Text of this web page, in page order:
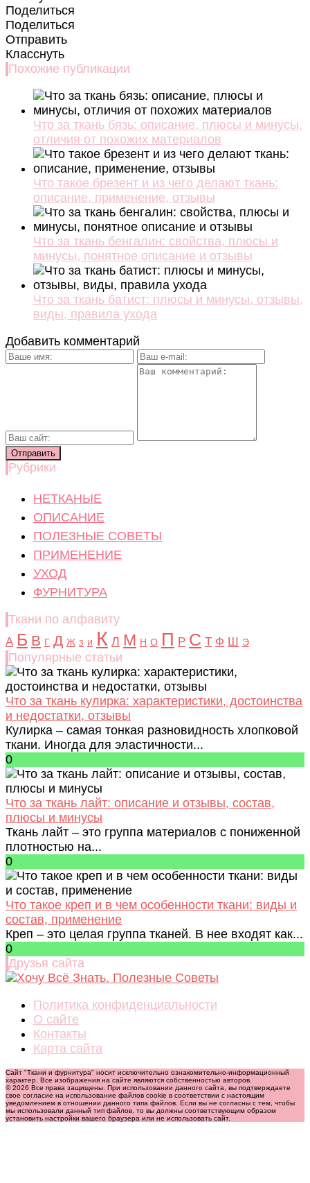
Поделиться
Поделиться
Отправить
Класснуть
Похожие публикации
Что за ткань бязь: описание, плюсы и минусы,
отличия от похожих материалов
Что такое брезент и из чего делают ткань:
описание, применение, отзывы
Что за ткань бенгалин: свойства, плюсы и
минусы, понятное описание и отзывы
Что за ткань батист: плюсы и минусы, отзывы,
виды, правила ухода
Добавить комментарий
Рубрики
НЕТКАНЫЕ
ОПИСАНИЕ
ПОЛЕЗНЫЕ СОВЕТЫ
ПРИМЕНЕНИЕ
УХОД
ФУРНИТУРА
Ткани по алфавиту
А Б В Г Д Ж З И К Л М Н О П Р С Т Ф Ш Э
Популярные статьи
Что за ткань кулирка: характеристики, достоинства
и недостатки, отзывы
Кулирка – самая тонкая разновидность хлопковой
ткани. Иногда для эластичности...
0
Что за ткань лайт: описание и отзывы, состав,
плюсы и минусы
Ткань лайт – это группа материалов с пониженной
плотностью на...
0
Что такое креп и в чем особенности ткани: виды и
состав, применение
Креп – это целая группа тканей. В нее входят как...
0
Друзья сайта
Политика конфиденциальности
О сайте
Контакты
Карта сайта
Сайт "Ткани и фурнитура" носит исключительно ознакомительно-информационный
характер. Все изображения на сайте являются собственностью авторов.
© 2026 Все права защищены. При использовании данного сайта, вы подтверждаете
свое согласие на использование файлов cookie в соответствии с настоящим
уведомлением в отношении данного типа файлов. Если вы не согласны с тем, чтобы
мы использовали данный тип файлов, то вы должны соответствующим образом
установить настройки вашего браузера или не использовать сайт.